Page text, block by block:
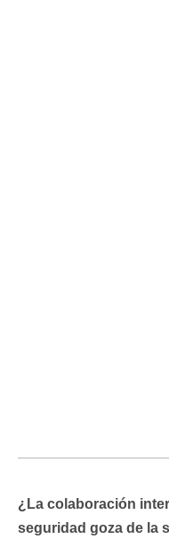
¿La colaboración
seguridad goza de la